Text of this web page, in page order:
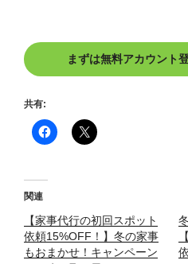
まずは無料アカウント
共有:
関連
【家事代行の初回スポット
依頼15%OFF！】冬の家事
もおまかせ！キャンペーン